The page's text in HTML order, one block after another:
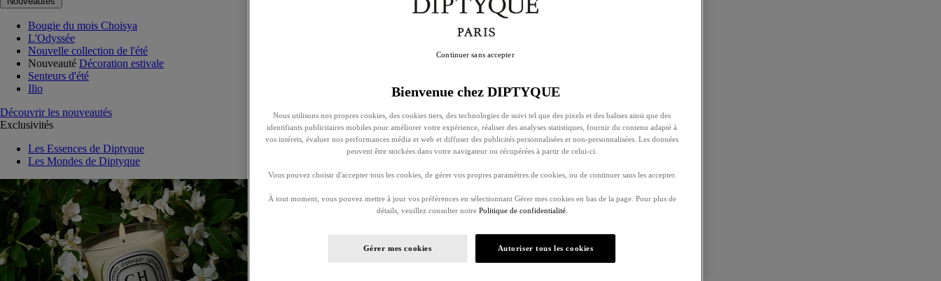
Bougie du mois Choisya
L'Odyssée
Nouvelle collection de l'été
Nouveauté Décoration estivale
Senteurs d'été
Ilio
Découvrir les nouveautés
Exclusivités
Les Essences de Diptyque
Les Mondes de Diptyque
Bienvenue chez DIPTYQUE
Nous utilisons nos propres cookies, des cookies tiers, des technologies de suivi tel que des pixels et des balises ainsi que des
identifiants publicitaires mobiles pour améliorer votre expérience, réaliser des analyses statistiques, fournir du contenu adapté à
vos intérets, évaluer nos performances média et web et diffuser des publicités personnalisées et non-personnalisées. Les données
peuvent être stockées dans votre navigateur ou récupérées à partir de celui-ci.
Vous pouvez choisir d'accepter tous les cookies, de gérer vos propres paramètres de cookies, ou de continuer sans les accepter.
À tout moment, vous pouvez mettre à jour vos préférences en sélectionnant Gérer mes cookies en bas de la page. Pour plus de
détails, veuillez consulter notre Politique de confidentialité.
Gérer mes cookies Autoriser tous les cookies
Continuer sans accepter